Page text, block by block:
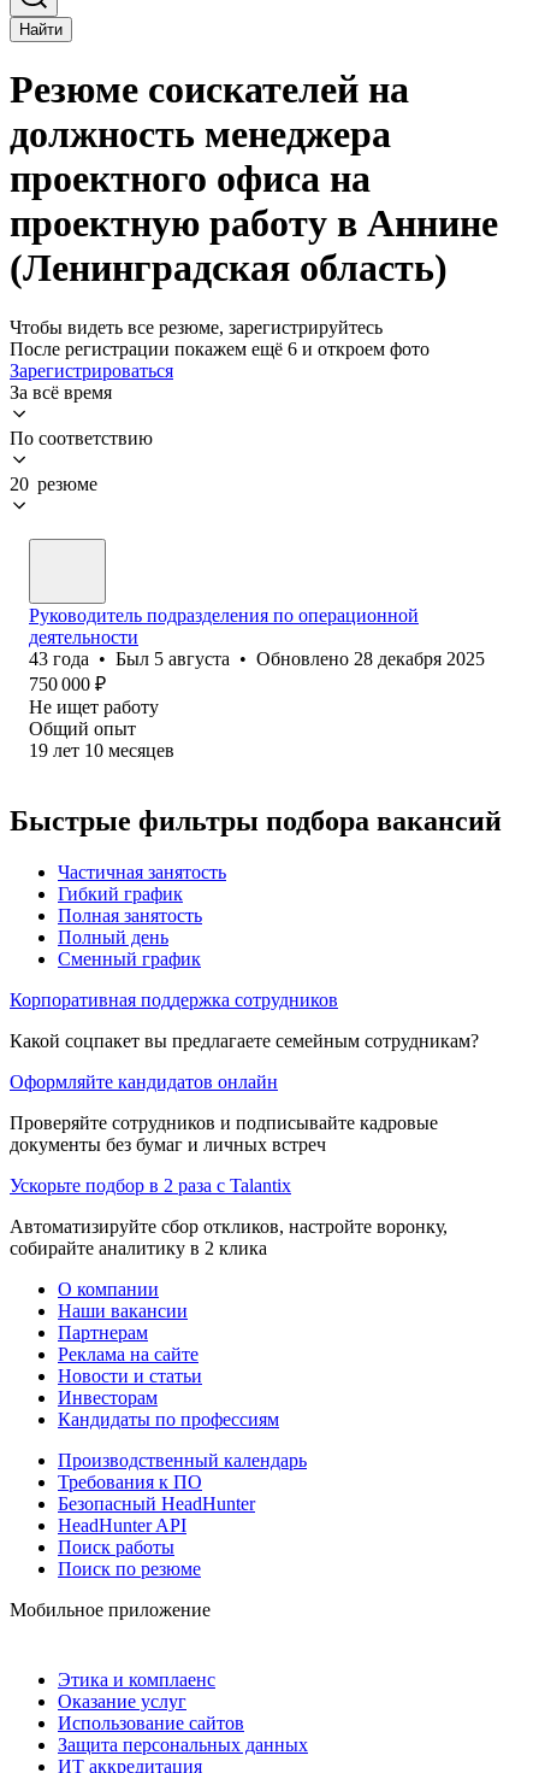
Найти
Резюме соискателей на
должность менеджера
проектного офиса на
проектную работу в Аннине
(Ленинградская область)
Чтобы видеть все резюме, зарегистрируйтесь
После регистрации покажем ещё 6 и откроем фото
Зарегистрироваться
За всё время
По соответствию
20 резюме
Руководитель подразделения по операционной
деятельности
43 года • Был 5 августа • Обновлено 28 декабря 2025
750 000 ₽
Не ищет работу
Общий опыт
19 лет 10 месяцев
Быстрые фильтры подбора вакансий
Частичная занятость
Гибкий график
Полная занятость
Полный день
Сменный график
Корпоративная поддержка сотрудников
Какой соцпакет вы предлагаете семейным сотрудникам?
Оформляйте кандидатов онлайн
Проверяйте сотрудников и подписывайте кадровые
документы без бумаг и личных встреч
Ускорьте подбор в 2 раза с Talantix
Автоматизируйте сбор откликов, настройте воронку,
собирайте аналитику в 2 клика
О компании
Наши вакансии
Партнерам
Реклама на сайте
Новости и статьи
Инвесторам
Кандидаты по профессиям
Производственный календарь
Требования к ПО
Безопасный HeadHunter
HeadHunter API
Поиск работы
Поиск по резюме
Мобильное приложение
Этика и комплаенс
Оказание услуг
Использование сайтов
Защита персональных данных
ИТ аккредитация